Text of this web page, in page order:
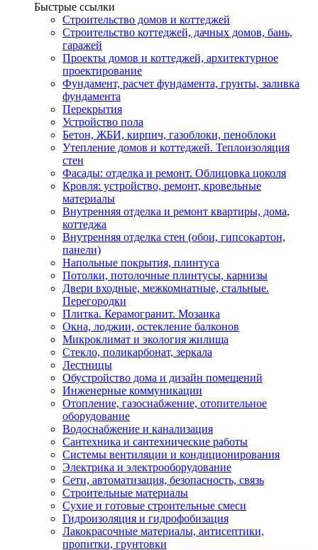
Быстрые ссылки
Строительство домов и коттеджей
Строительство коттеджей, дачных домов, бань,
гаражей
Проекты домов и коттеджей, архитектурное
проектирование
Фундамент, расчет фундамента, грунты, заливка
фундамента
Перекрытия
Устройство пола
Бетон, ЖБИ, кирпич, газоблоки, пеноблоки
Утепление домов и коттеджей. Теплоизоляция
стен
Фасады: отделка и ремонт. Облицовка цоколя
Кровля: устройство, ремонт, кровельные
материалы
Внутренняя отделка и ремонт квартиры, дома,
коттеджа
Внутренняя отделка стен (обои, гипсокартон,
панели)
Напольные покрытия, плинтуса
Потолки, потолочные плинтусы, карнизы
Двери входные, межкомнатные, стальные.
Перегородки
Плитка. Керамогранит. Мозаика
Окна, лоджии, остекление балконов
Микроклимат и экология жилища
Стекло, поликарбонат, зеркала
Лестницы
Обустройство дома и дизайн помещений
Инженерные коммуникации
Отопление, газоснабжение, отопительное
оборудование
Водоснабжение и канализация
Сантехника и сантехнические работы
Системы вентиляции и кондиционирования
Электрика и электрооборудование
Сети, автоматизация, безопасность, связь
Строительные материалы
Сухие и готовые строительные смеси
Гидроизоляция и гидрофобизация
Лакокрасочные материалы, антисептики,
пропитки, грунтовки